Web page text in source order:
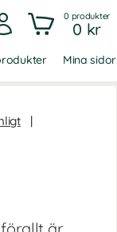
0 produkter
0 kr
Mina sidor
|